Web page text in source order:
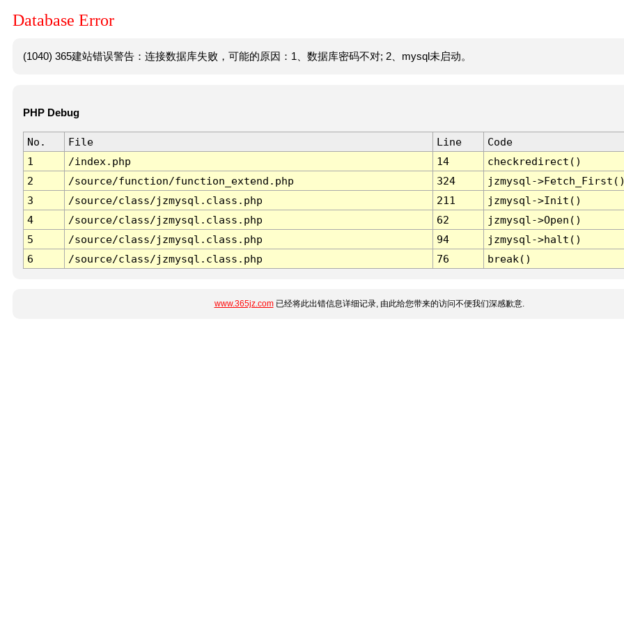
Database Error
(1040) 365建站错误警告：连接数据库失败，可能的原因：1、数据库密码不对; 2、mysql未启动。
PHP Debug
No. File Line
Code
1
/index.php 14
checkredirect()
2
/source/function/function_extend.php 324
jzmysql-
3
/source/class/jzmysql.class.php 211
jzmysql->Init()
4
/source/class/jzmysql.class.php 62
jzmysql->Open()
5
/source/class/jzmysql.class.php 94
jzmysql->halt()
6
/source/class/jzmysql.class.php 76 break()
www.365jz.com已经将此出错信息详细记录, 由此给您带来的访问不便我们深感歉意.